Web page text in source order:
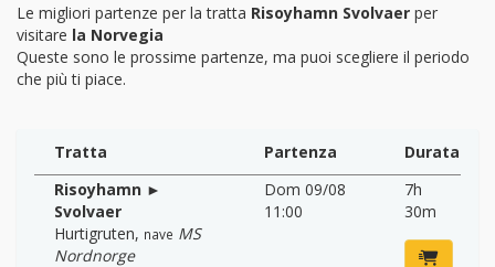
Le migliori partenze per la tratta Risoyhamn Svolvaer per
visitare la Norvegia
Queste sono le prossime partenze, ma puoi scegliere il periodo
che più ti piace.
Tratta Partenza
Durata
Risoyhamn ►
Svolvaer
Hurtigruten, nave MS
Nordnorge
Dom 09/08
11:00
7h
30m